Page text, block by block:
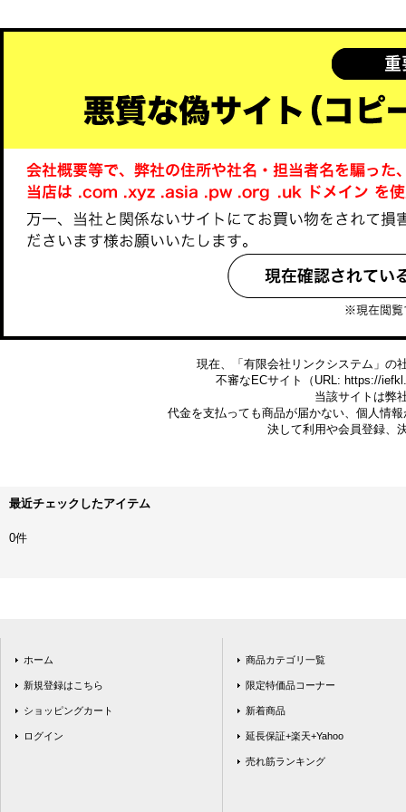
現在、「有限会社リンクシステム」の
不審なECサイト（URL: https://
当該サイトは弊
代金を支払っても商品が届かない、個人情
決して利用や会員登録、
最近チェックしたアイテム
0件
ホーム
新規登録はこちら
ショッピングカート
ログイン
商品カテゴリ一覧
限定特価品コーナー
新着商品
延長保証+楽天+Yahoo
売れ筋ランキング